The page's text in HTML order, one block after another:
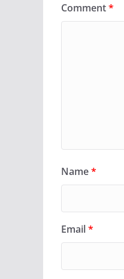
Comment*
Name*
Email*